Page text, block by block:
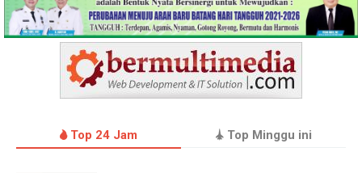
Top 24 Jam Top Minggu ini